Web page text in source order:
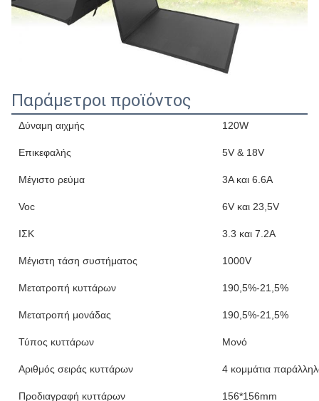
Παράμετροι προϊόντος
Δύναμη αιχμής 120W
Επικεφαλής 5V & 18V
Μέγιστο ρεύμα 3Α και 6.6Α
Voc 6V και 23,5V
ΙΣΚ 3.3 και 7.2Α
Μέγιστη τάση συστήματος 1000V
Μετατροπή κυττάρων 190,5%-21,5%
Μετατροπή μονάδας 190,5%-21,5%
Τύπος κυττάρων Μονό
Αριθμός σειράς κυττάρων 4 κομμάτια
Προδιαγραφή κυττάρων 156*156mm